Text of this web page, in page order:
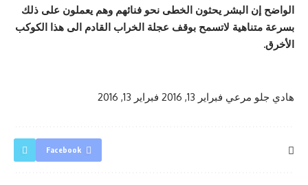
الواضح إن البشر يحثون الخطى نحو فنائهم وهم يعملون على ذلك
بسرعة متناهية لاتسمح بوقف عجلة الخراب القادم الى هذا الكوكب
الأخرق.
هادي جلو مرعي فبراير 13, 2016 فبراير 13, 2016
Facebook